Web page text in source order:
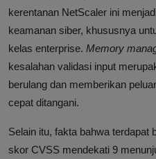
kerentanan NetScaler ini
keamanan siber, khususnya
kelas enterprise. Memory
kesalahan validasi input
berulang dan memberikan
cepat ditangani.
Selain itu, fakta bahwa terdapat
skor CVSS mendekati 9